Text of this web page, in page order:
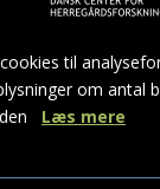
Lundbygaard er
moderne
til
om antal
Læs mere